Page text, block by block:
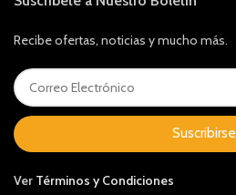
Recibe ofertas, noticias y mucho más.
Suscribirse
Ver Términos y Condiciones